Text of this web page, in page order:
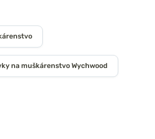
na muškárenstvo Wychwood